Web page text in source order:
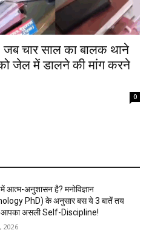
जब चार साल का बालक थाने
को जेल में डालने की मांग करने
0
आत्म-अनुशासन है? मनोविज्ञान
PhD) के अनुसार बस ये 3 बातें तय
आपका असली Self-Discipline!
2026